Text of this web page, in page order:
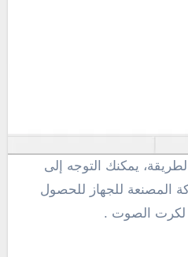
يمكنك التوجه إلى
المصنعة للجهاز للحصول
الصوت .